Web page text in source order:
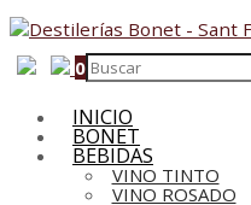
0
INICIO
BONET
BEBIDAS
VINO TINTO
VINO ROSADO